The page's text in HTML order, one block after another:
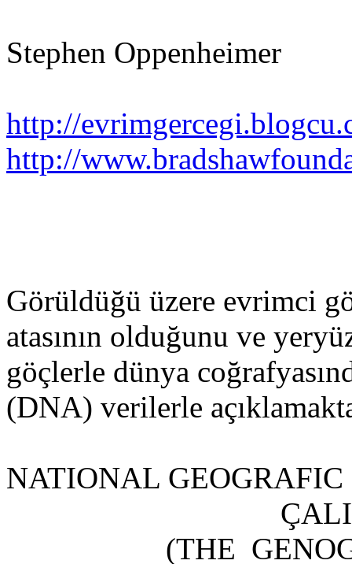
Stephen Oppenheimer
http://
http://
Görüldüğü üzere evrimci
atasının olduğunu ve
göçlerle dünya
(DNA) verilerle
NATIONAL
(THE